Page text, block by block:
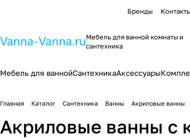
Бренды
Мебель для ванной комнаты и
сантехника
Мебель для ваннойСантехникаАксессуары
Главная Каталог Сантехника Ванны Акриловые ванны
Акриловые ванны с